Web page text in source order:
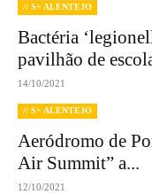
// S+ ALENTEJO
Bactéria
pavilhão de
14/10/2021
// S+ ALENTEJO
Aeródromo de
Air Summit” a...
12/10/2021